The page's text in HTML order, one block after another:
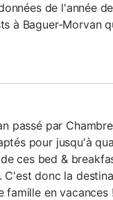
de l'année
à Baguer-Morvan
passé par
pour jusqu'à
ces bed &
C'est donc la
en vacances !